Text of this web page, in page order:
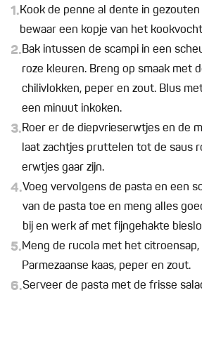
1.Kook de penne al dente in gezouten
bewaar een kopje van het
2.Bak intussen de scampi in een
roze kleuren. Breng op smaak met
chilivlokken, peper en zout. Blus
een minuut inkoken.
3.Roer er de diepvrieserwtjes en de
laat zachtjes pruttelen tot de saus
erwtjes gaar zijn.
4.Voeg vervolgens de pasta en een
van de pasta toe en meng alles
bij en werk af met fijngehakte
5.Meng de rucola met het citroensap,
Parmezaanse kaas, peper en zout.
6.Serveer de pasta met de frisse